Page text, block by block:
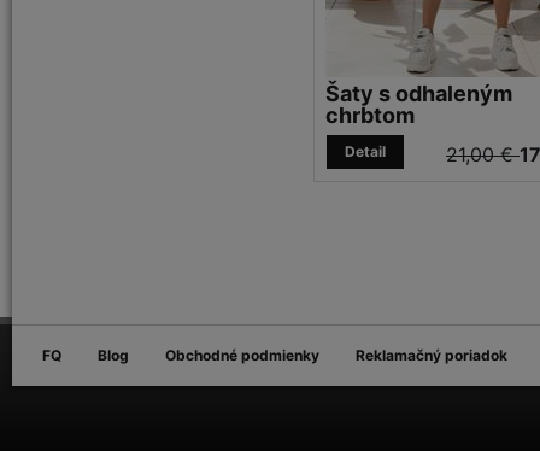
Šaty s odhaleným
chrbtom
21,00 €
Detail
FQ Blog Obchodné podmienky Reklamačný poriadok